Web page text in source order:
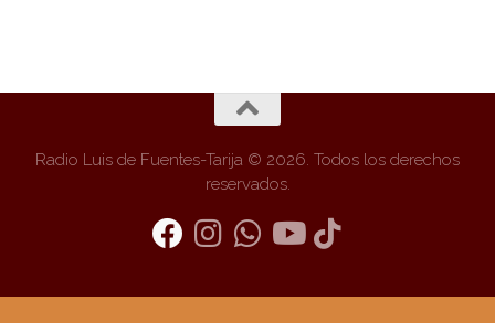
Radio Luis de Fuentes-Tarija © 2026. Todos los derechos
reservados.